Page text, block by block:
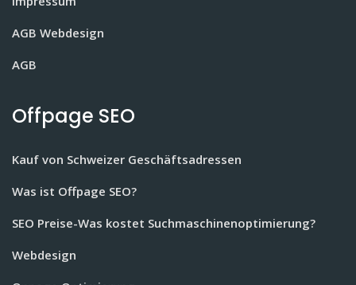
AGB Webdesign
AGB
Offpage SEO
Kauf von Schweizer Geschäftsadressen
Was ist Offpage SEO?
SEO Preise-Was kostet Suchmaschinenoptimierung?
Webdesign